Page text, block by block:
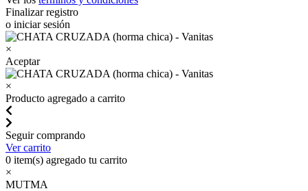
Finalizar registro
o iniciar sesión
×
Aceptar
×
Producto agregado a carrito
Seguir comprando
Ver carrito
0 item(s) agregado tu carrito
×
MUTMA